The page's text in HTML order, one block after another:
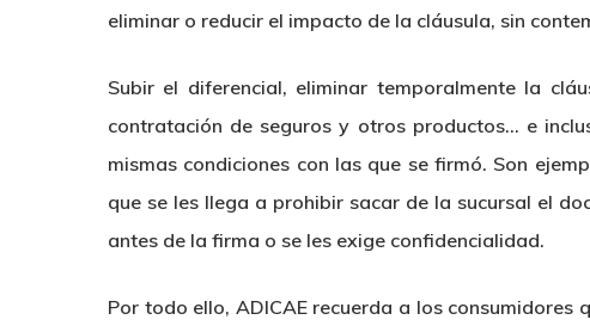
eliminar o reducir el impacto de la cláusula, sin
Subir el diferencial, eliminar temporalmente la
contratación de seguros y otros productos… e
mismas condiciones con las que se firmó. Son
que se les llega a prohibir sacar de la sucursal el
antes de la firma o se les exige confidencialidad.
Por todo ello, ADICAE recuerda a los